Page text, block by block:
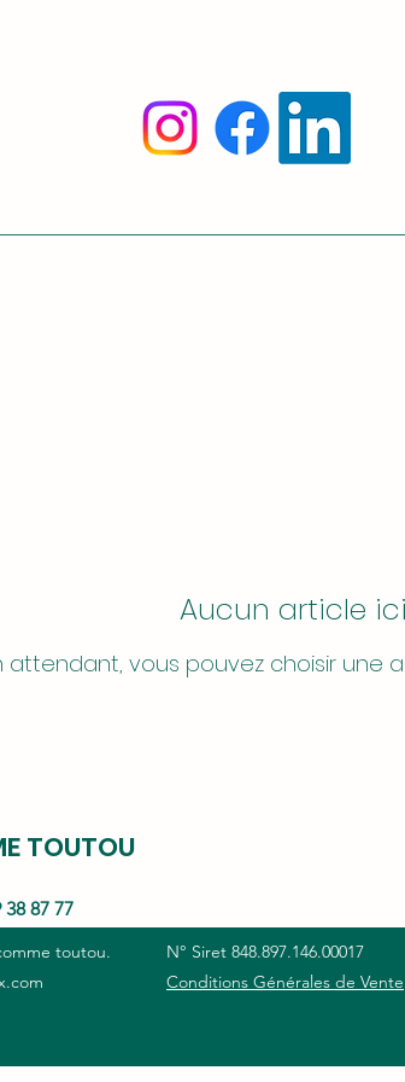
Aucun article
attendant, vous pouvez choisir une
TOUTOU
38 87 77
toutou.
N° Siret 848.897.146.00017
Conditions Générales de Vente